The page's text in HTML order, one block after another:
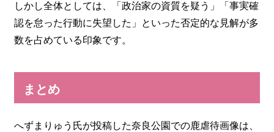
しかし全体としては、「政治家の資質を疑う」「事実確
認を怠った行動に失望した」といった否定的な見解が多
数を占めている印象です。
まとめ
へずまりゅう氏が投稿した奈良公園での鹿虐待画像は、